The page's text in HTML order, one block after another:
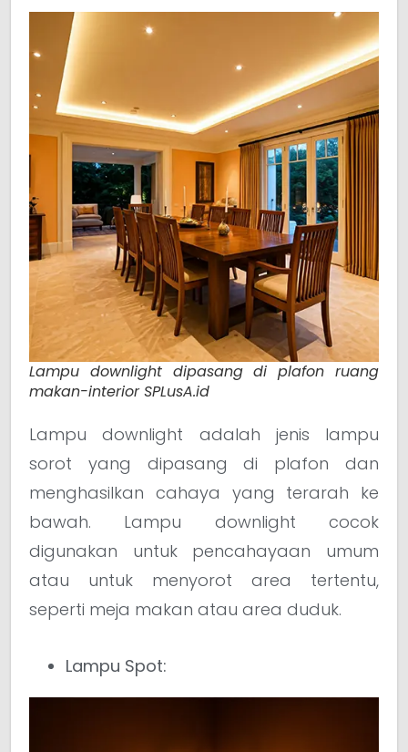
Lampu downlight dipasang di plafon ruang
makan-interior SPLusA.id
Lampu downlight adalah jenis lampu
sorot yang dipasang di plafon dan
menghasilkan cahaya yang terarah ke
bawah. Lampu downlight cocok
digunakan untuk pencahayaan umum
atau untuk menyorot area tertentu,
seperti meja makan atau area duduk.
Lampu Spot: